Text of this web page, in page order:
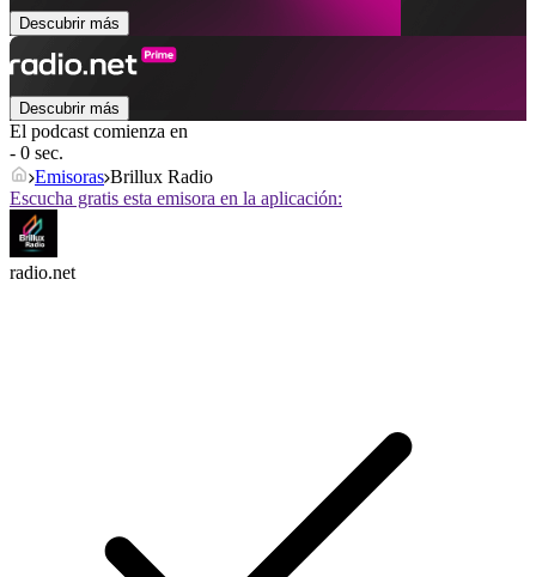
Descubrir más
Descubrir más
El podcast comienza en
- 0 sec.
Emisoras Brillux Radio
Escucha gratis esta emisora en la aplicación:
radio.net